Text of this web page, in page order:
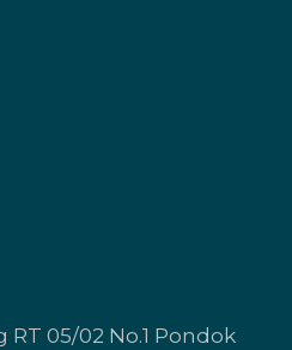
RT 05/02 No.1 Pondok